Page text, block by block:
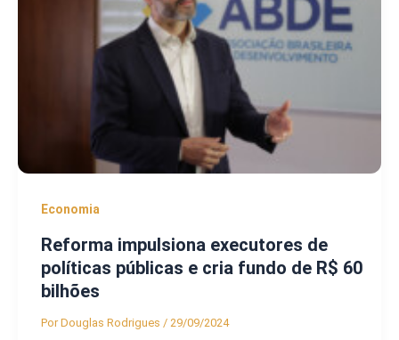
Economia
Reforma impulsiona executores de
políticas públicas e cria fundo de R$ 60
bilhões
PorDouglas Rodrigues / 29/09/2024